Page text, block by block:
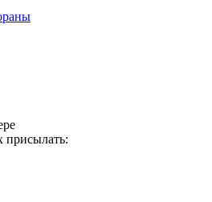
присылать: